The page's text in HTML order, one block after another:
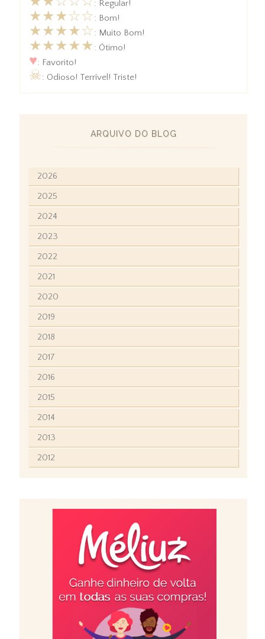
: Regular!
★★★☆☆: Bom!
★★★★☆: Muito Bom!
★★★★★: Ótimo!
♥: Favorito!
☠: Odioso! Terrível! Triste!
ARQUIVO DO BLOG
2026
2025
2024
2023
2022
2021
2020
2019
2018
2017
2016
2015
2014
2013
2012